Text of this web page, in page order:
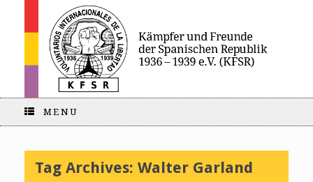
MENU
Tag Archives: Walter Garland